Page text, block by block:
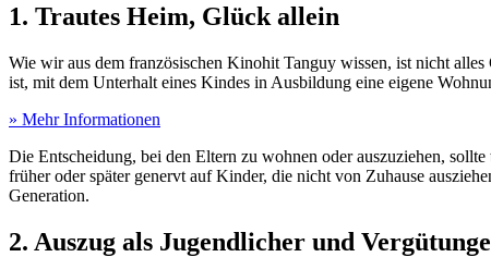
1. Trautes Heim, Glück allein
Wie wir aus dem französischen Kinohit Tanguy wissen, ist nicht
ist, mit dem Unterhalt eines Kindes in Ausbildung eine eigene
» Mehr Informationen
Die Entscheidung, bei den Eltern zu wohnen oder auszuziehen,
früher oder später genervt auf Kinder, die nicht von Zuhause
Generation.
2. Auszug als Jugendlicher und